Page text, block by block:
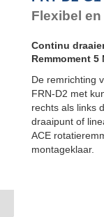
FYT-
H1
Flexibel
Continu
Remmoment 5
De remrichting
FRN-D2 met
rechts als links
draaipunt of
ACE
montageklaar.